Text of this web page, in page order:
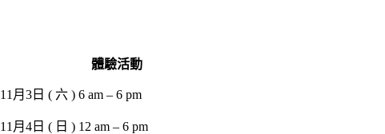
體驗活動
11 月 3 日 ( 六 ) 6 am – 6 pm
11 月 4 日 ( 日 ) 12 am – 6 pm